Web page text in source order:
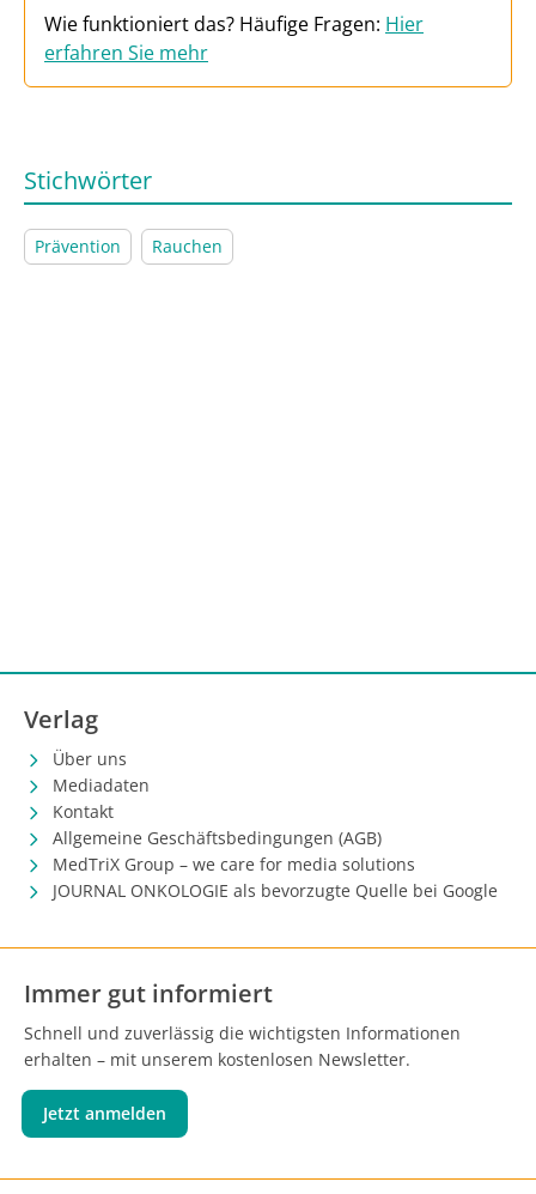
Wie funktioniert das? Häufige Fragen: Hier
erfahren Sie mehr
Stichwörter
Prävention Rauchen
Verlag
Über uns
Mediadaten
Kontakt
Allgemeine Geschäftsbedingungen (AGB)
MedTriX Group – we care for media solutions
JOURNAL ONKOLOGIE als bevorzugte Quelle bei Google
Immer gut informiert
Schnell und zuverlässig die wichtigsten Informationen
erhalten – mit unserem kostenlosen Newsletter.
Jetzt anmelden